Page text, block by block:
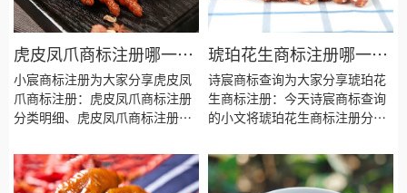
虎皮凤爪商标注册哪一
类？
小宸商标注册为大家分享虎皮凤
爪商标注册：虎皮凤爪商标注册
分类明细、虎皮凤爪商标注册流
久、虎皮凤爪商标注册资料和商
标注册证书有效期等资料整理出
琥珀花生商标注册哪一
类？
诗宸商标查询为大家分享琥珀花
生商标注册：今天诗宸商标查询
的小文将琥珀花生商标注册分类
标注册多久、商标注册资料和商
标注册证书有效期等资料整理出